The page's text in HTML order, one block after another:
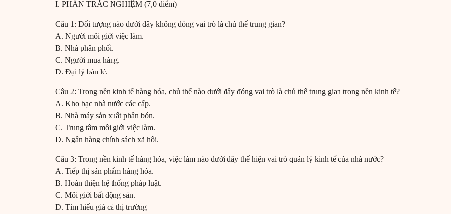
I. PHẦN TRẮC NGHIỆM (7,0 điểm)
Câu 1: Đối tượng nào dưới đây không đóng vai trò là chủ thể trung gian?
A. Người môi giới việc làm.
B. Nhà phân phối.
C. Người mua hàng.
D. Đại lý bán lẻ.
Câu 2: Trong nền kinh tế hàng hóa, chủ thể nào dưới đây đóng vai trò là chủ thể trung gian trong nền kinh tế?
A. Kho bạc nhà nước các cấp.
B. Nhà máy sản xuất phân bón.
C. Trung tâm môi giới việc làm.
D. Ngân hàng chính sách xã hội.
Câu 3: Trong nền kinh tế hàng hóa, việc làm nào dưới đây thể hiện vai trò quản lý kinh tế của nhà nước?
A. Tiếp thị sản phẩm hàng hóa.
B. Hoàn thiện hệ thống pháp luật.
C. Môi giới bất động sản.
D. Tìm hiểu giá cả thị trường